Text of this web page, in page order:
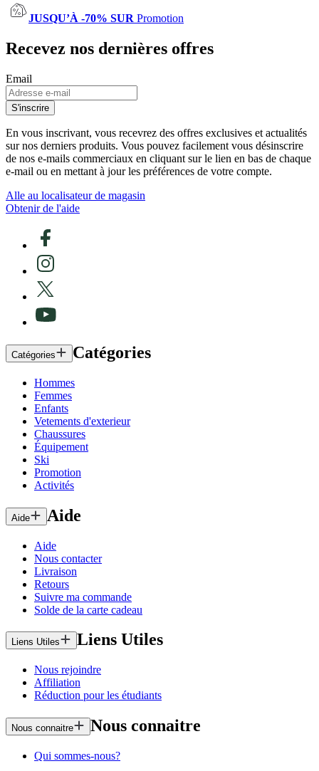
JUSQU’À -70% SUR Promotion
Recevez nos dernières offres
Email
S'inscrire
En vous inscrivant, vous recevrez des offres exclusives et actualités
sur nos derniers produits. Vous pouvez facilement vous désinscrire
de nos e-mails commerciaux en cliquant sur le lien en bas de chaque
e-mail ou en mettant à jour les préférences de votre compte.
Alle au localisateur de magasin
Obtenir de l'aide
Catégories Catégories
Hommes
Femmes
Enfants
Vetements d'exterieur
Chaussures
Équipement
Ski
Promotion
Activités
Aide Aide
Aide
Nous contacter
Livraison
Retours
Suivre ma commande
Solde de la carte cadeau
Liens Utiles Liens Utiles
Nous rejoindre
Affiliation
Réduction pour les étudiants
Nous connaitre Nous connaitre
Qui sommes-nous?